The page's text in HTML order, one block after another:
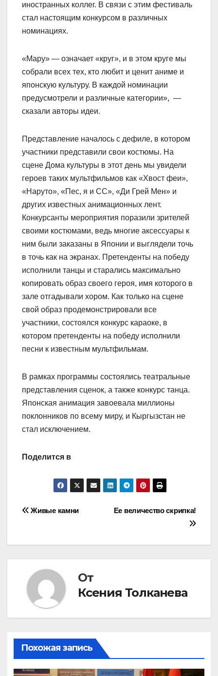
иностранных коллег. В связи с этим фестиваль
стал настоящим конкурсом в различных
номинациях.
«Мару» — означает «круг», и в этом круге мы
собрали всех тех, кто любит и ценит аниме и
японскую культуру. В каждой номинации
предусмотрели и различные категории», —
сказали авторы идеи.
Представление началось с дефиле, в котором
участники представили свои костюмы. На
сцене Дома культуры в этот день мы увидели
героев таких мультфильмов как «Хвост феи»,
«Наруто», «Пес, я и СС», «Ди Грей Мен» и
других известных анимационных лент.
Конкурсанты мероприятия поразили зрителей
своими костюмами, ведь многие аксессуары к
ним были заказаны в Японии и выглядели точь
в точь как на экранах. Претенденты на победу
исполнили танцы и старались максимально
копировать образ своего героя, имя которого в
зале отгадывали хором. Как только на сцене
свой образ продемонстрировали все
участники, состоялся конкурс караоке, в
котором претенденты на победу исполнили
песни к известным мультфильмам.
В рамках программы состоялись театральные
представления сценок, а также конкурс танца.
Японская анимация завоевала миллионы
поклонников по всему миру, и Кыргызстан не
стал исключением.
Поделится в
Навигация
Ее величество скрипка!
Живые камни
От
Ксения Толканева
Похожая запись